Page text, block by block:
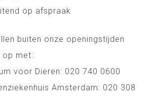
op afspraak
buiten onze openingstijden
op met:
voor Dieren: 020 740 0600
Amsterdam: 020 308